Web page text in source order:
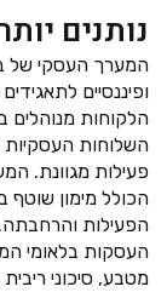
נותנים
המערך העסקי של
הלקוחות מנוהלים
השלוחות העסקיות
פעילות מגוונת.
הכולל מימון
הפעילות
העסקות בלאומי
מטבע, סיכוני ריבית